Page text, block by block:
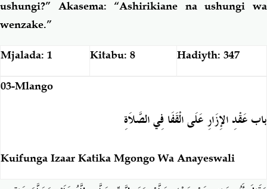
ushungi?” Akasema: “Ashirikiane na ushungi wa
wenzake.”
Mjalada: 1 Kitabu: 8 Hadiyth: 347
03-Mlango
باب عَقْدِ الإِزَارِ عَلَى الْقَفَا فِي الصَّلاَةِ
Kuifunga Izaar Katika Mgongo Wa Anayeswali